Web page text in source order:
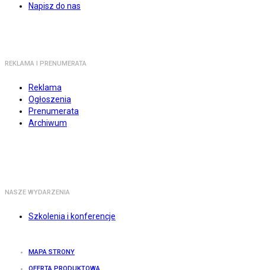
Napisz do nas
REKLAMA I PRENUMERATA
Reklama
Ogłoszenia
Prenumerata
Archiwum
NASZE WYDARZENIA
Szkolenia i konferencje
MAPA STRONY